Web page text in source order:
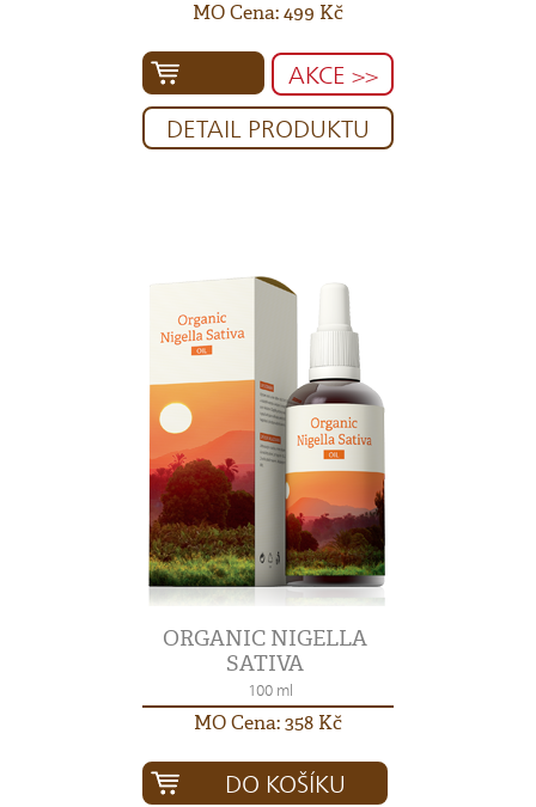
MO Cena: 499 Kč
AKCE >>
DETAIL PRODUKTU
ORGANIC NIGELLA
SATIVA
100 ml
MO Cena: 358 Kč
DO KOŠÍKU